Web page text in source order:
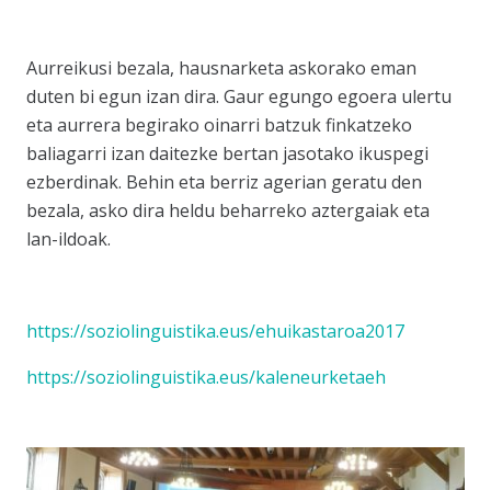
Aurreikusi bezala, hausnarketa askorako eman
duten bi egun izan dira. Gaur egungo egoera ulertu
eta aurrera begirako oinarri batzuk finkatzeko
baliagarri izan daitezke bertan jasotako ikuspegi
ezberdinak. Behin eta berriz agerian geratu den
bezala, asko dira heldu beharreko aztergaiak eta
lan-ildoak.
https://soziolinguistika.eus/ehuikastaroa2017
https://soziolinguistika.eus/kaleneurketaeh